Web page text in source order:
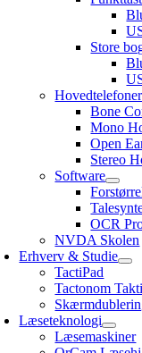
Store
Hovedtelefoner
Bone
Mono
Open
Stereo
Software
OCR
NVDA Skolen
Erhverv & Studie
TactiPad
Tactonom
Læseteknologi
Læsemaskiner